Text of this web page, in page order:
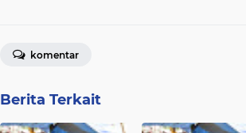
komentar
Berita Terkait